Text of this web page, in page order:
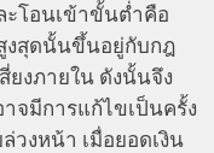
ะโอนเข้าขั้นต่ำคือ
งสุดนั้นขึ้นอยู่กับกฎ
ยงภายใน ดังนั้นจึง
จมีการแก้ไขเป็นครั้ง
วงหน้า เมื่อยอดเงิน